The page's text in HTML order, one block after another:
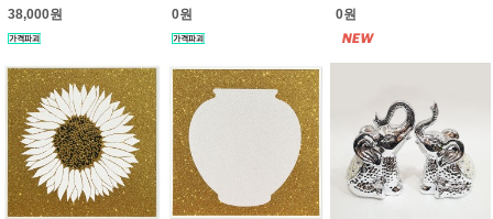
38,000원
0원
0원